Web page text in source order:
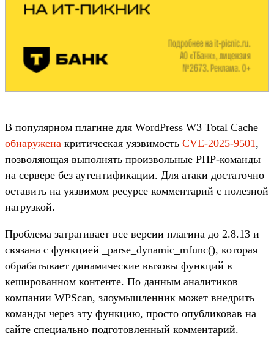
В популярном плагине для WordPress W3 Total Cache
обнаружена критическая уязвимость CVE-2025-9501 ,
позволяющая выполнять произвольные PHP-команды
на сервере без аутентификации. Для атаки достаточно
оставить на уязвимом ресурсе комментарий с полезной
нагрузкой.
Проблема затрагивает все версии плагина до 2.8.13 и
связана с функцией _parse_dynamic_mfunc(), которая
обрабатывает динамические вызовы функций в
кешированном контенте. По данным аналитиков
компании WPScan, злоумышленник может внедрить
команды через эту функцию, просто опубликовав на
сайте специально подготовленный комментарий.